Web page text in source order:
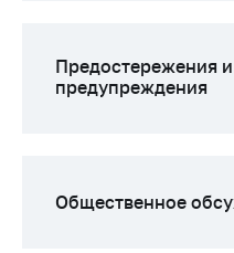
Обучение по
вопросам
Предостережения и
предупреждения
Общественное